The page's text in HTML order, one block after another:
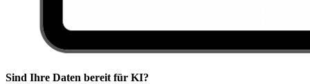
Sind Ihre Daten bereit für KI?